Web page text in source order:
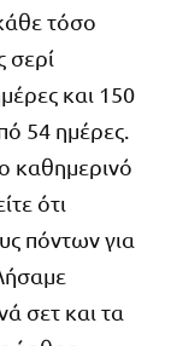
τόσο
και 150
54 ημέρες.
καθημερινό
ότι
πόντων για
σετ και τα